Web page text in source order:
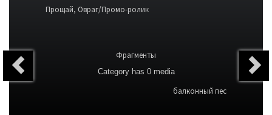
Прощай, Овраг/Промо-ролик
Фрагменты
Categoryhas 0 media
балконный пес